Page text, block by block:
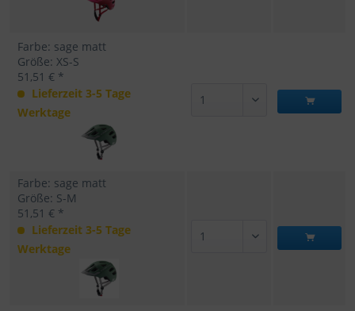
Farbe: sage matt
Größe: XS-S
51,51 € *
Lieferzeit 3-5 Tage
Werktage
Farbe: sage matt
Größe: S-M
51,51 € *
Lieferzeit 3-5 Tage
Werktage